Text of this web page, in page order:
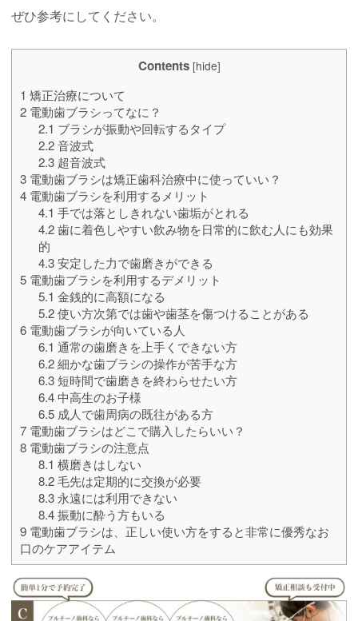
ぜひ参考にしてください。
Contents [hide]
1 矯正治療について
2 電動歯ブラシってなに？
2.1 ブラシが振動や回転するタイプ
2.2音波式
2.3超音波式
3 電動歯ブラシは矯正歯科治療中に使っていい？
4 電動歯ブラシを利用するメリット
4.1 手では落としきれない歯垢がとれる
4.2歯に着色しやすい飲み物を日常的に飲む人にも効果
的
4.3安定した力で歯磨きができる
5 電動歯ブラシを利用するデメリット
5.1 金銭的に高額になる
5.2使い方次第では歯や歯茎を傷つけることがある
6 電動歯ブラシが向いている人
6.1 通常の歯磨きを上手くできない方
6.2細かな歯ブラシの操作が苦手な方
6.3短時間で歯磨きを終わらせたい方
6.4中高生のお子様
6.5成人で歯周病の既往がある方
7 電動歯ブラシはどこで購入したらいい？
8 電動歯ブラシの注意点
8.1 横磨きはしない
8.2毛先は定期的に交換が必要
8.3永遠には利用できない
8.4振動に酔う方もいる
9 電動歯ブラシは、正しい使い方をすると非常に優秀なお
口のケアアイテム